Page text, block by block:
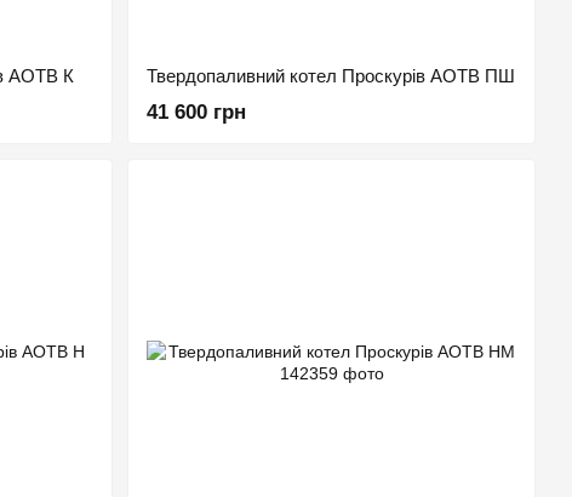
АОТВ К Твердопаливний котел Проскурів АОТВ ПШ
41 600 грн